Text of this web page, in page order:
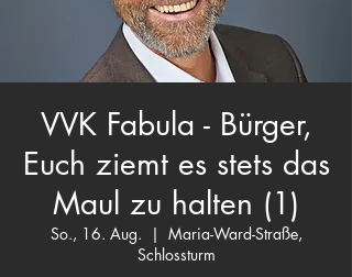
VVK Fabula - Bürger,
Euch ziemt es stets das
Maul zu halten (1)
So., 16. Aug.
  |
Maria-Ward-Straße,
Schlossturm